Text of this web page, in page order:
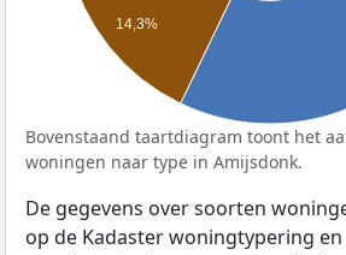
14,3%
Bovenstaand taartdiagram toont het
woningen naar type in Amijsdonk.
De gegevens over soorten
op de Kadaster woningtypering